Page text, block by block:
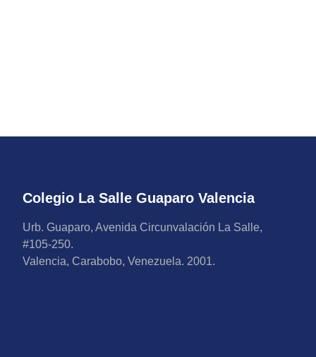
Colegio La Salle Guaparo Valencia
Urb. Guaparo, Avenida Circunvalación La Salle,
#105-250.
Valencia, Carabobo, Venezuela. 2001.